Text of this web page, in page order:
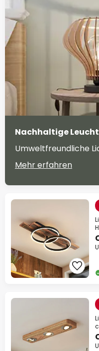
Nachhaltige
Umweltfreundliche
Mehr erfahren